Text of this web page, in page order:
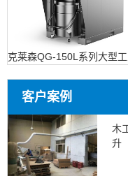
克莱森QG-150L系列大型
客户案例
木
升